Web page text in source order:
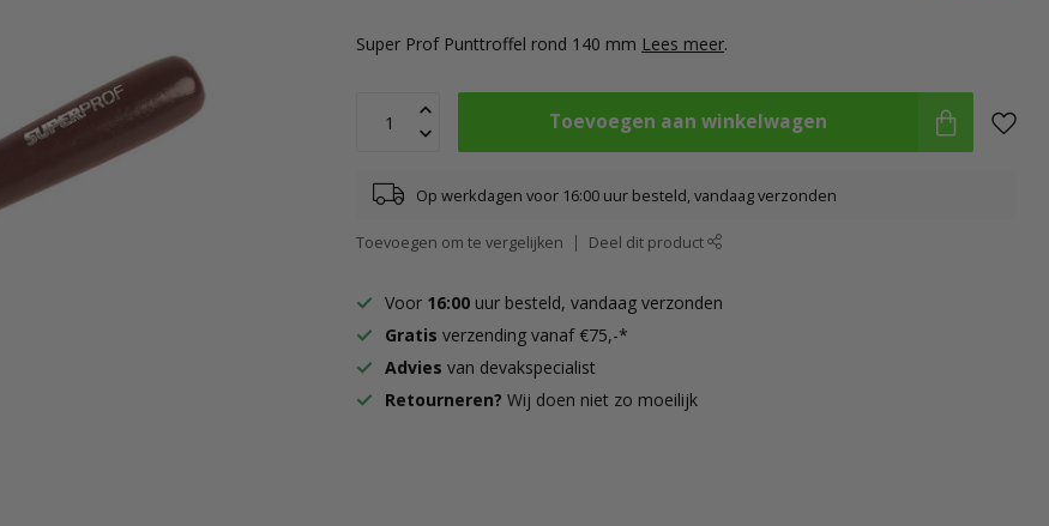
Super Prof Punttroffel rond 140 mm Lees meer.
Toevoegen aan winkelwagen
Op werkdagen voor 16:00 uur besteld, vandaag verzonden
Toevoegen om te vergelijken Deel dit product
Voor 16:00 uur besteld, vandaag verzonden
Gratis verzending vanaf €75,-*
Advies van devakspecialist
Retourneren?Wij doen niet zo moeilijk